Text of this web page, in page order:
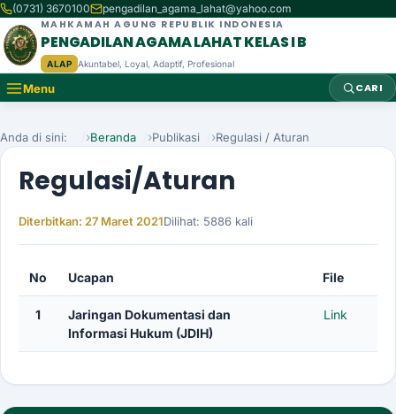
(0731) 3670100
pengadilan_agama_lahat@yahoo.com
MAHKAMAH AGUNG REPUBLIK INDONESIA
PENGADILAN AGAMA LAHAT KELAS I B
ALAP Akuntabel, Loyal, Adaptif, Profesional
Menu
LAYANAN PUBLIK
INFORMASI PUBLIK
PERATURAN
CARI
Anda di sini: Beranda Publikasi Regulasi / Aturan
Regulasi/Aturan
Rincian
Diterbitkan: 27 Maret 2021Dilihat: 5886 kali
No Ucapan File
1
Jaringan Dokumentasi dan
Informasi Hukum (JDIH)
Link